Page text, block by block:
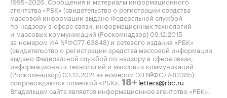
агентства «РБК» (свидетельство о регистрации средства
массовой информации выдано Федеральной службой
по надзору в сфере связи, информационных технологий
и массовых коммуникаций (Роскомнадзор) 09.12.2015
за номером ИА №ФС77-63848) и сетевого издания «РБК»
(свидетельство о регистрации средства массовой информации
выдано Федеральной службой по надзору в сфере связи,
информационных технологий и массовых коммуникаций
(Роскомнадзор) 03.12.2021 за номером ЭЛ №ФС77-82385)
сопровождаются пометкой «РБК». 18+ letters@rbc.ru
Владельцем сайта является информационное агентство «РБК».